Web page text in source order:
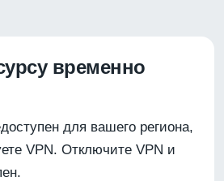
временно
для вашего региона,
VPN. Отключите VPN и